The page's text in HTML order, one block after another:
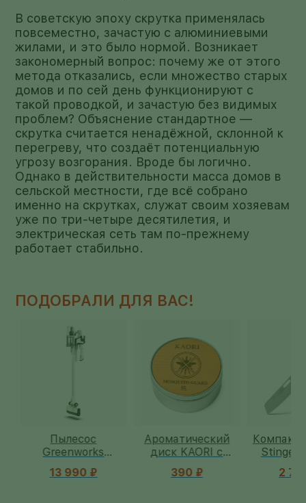
В советскую эпоху скрутка применялась
повсеместно, зачастую с алюминиевыми
жилами, и это было нормой. Возникает
закономерный вопрос: почему же от этого
метода отказались, если множество старых
домов и по сей день функционируют с
такой проводкой, и зачастую без видимых
проблем? Объяснение стандартное —
скрутка считается ненадёжной, склонной к
перегреву, что создаёт потенциальную
угрозу возгорания. Вроде бы логично.
Однако в действительности масса домов в
сельской местности, где всё собрано
именно на скрутках, служат своим хозяевам
уже по три-четыре десятилетия, и
электрическая сеть там по-прежнему
работает стабильно.
ПОДОБРАЛИ ДЛЯ ВАС!
Пылесос
Greenworks
SV24360 24V
13 990 ₽
Ароматический
диск KAORI с
эфирными
маслами
390 ₽
Stinger
2